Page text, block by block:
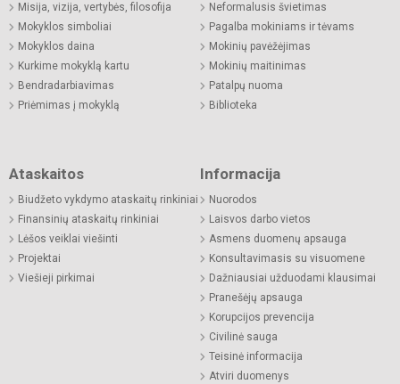
Misija, vizija, vertybės, filosofija
Mokyklos simboliai
Mokyklos daina
Kurkime mokyklą kartu
Bendradarbiavimas
Priėmimas į mokyklą
Neformalusis švietimas
Pagalba mokiniams ir tėvams
Mokinių pavėžėjimas
Mokinių maitinimas
Patalpų nuoma
Biblioteka
Ataskaitos
Biudžeto vykdymo ataskaitų rinkiniai
Finansinių ataskaitų rinkiniai
Lėšos veiklai viešinti
Projektai
Viešieji pirkimai
Informacija
Nuorodos
Laisvos darbo vietos
Asmens duomenų apsauga
Konsultavimasis su visuomene
Dažniausiai užduodami klausimai
Pranešėjų apsauga
Korupcijos prevencija
Civilinė sauga
Teisinė informacija
Atviri duomenys